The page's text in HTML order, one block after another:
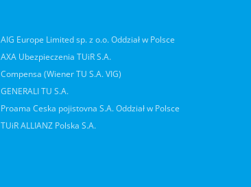
AIG Europe Limited sp. z o.o. Oddział w Polsce
AXA Ubezpieczenia TUiR S.A.
Compensa (Wiener TU S.A. VIG)
GENERALI TU S.A.
Proama Ceska pojistovna S.A. Oddział w Polsce
TUiR ALLIANZ Polska S.A.